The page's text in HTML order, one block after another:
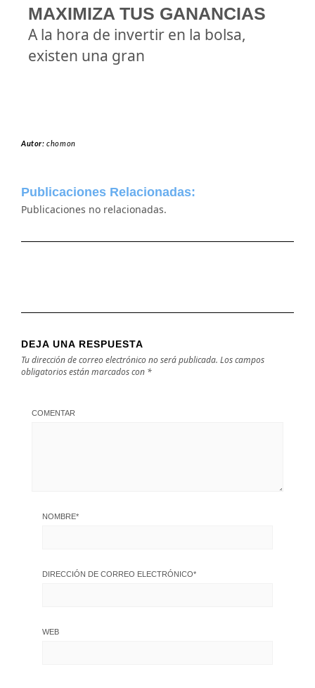
MAXIMIZA TUS GANANCIAS
A la hora de invertir en la bolsa,
existen una gran
Autor:chomon
Publicaciones Relacionadas:
Publicaciones no relacionadas.
DEJA UNA RESPUESTA
Tu dirección de correo electrónico no será publicada. Los campos
obligatorios están marcados con *
COMENTAR
NOMBRE*
DIRECCIÓN DE CORREO ELECTRÓNICO*
WEB